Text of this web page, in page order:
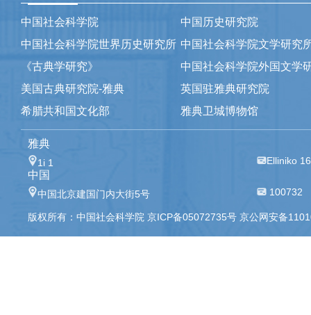
中国社会科学院
中国历史研究院
中国社会科学院世界历史研究所 中国社会科学院文学研究
《古典学研究》
中国社会科学院外国文学
美国古典研究院-雅典
英国驻雅典研究院
希腊共和国文化部
雅典卫城博物馆
雅典
1i 1 Elliniko
中国
中国北京建国门内大街5号 100732
版权所有：中国社会科学院 京ICP备05072735号 京公网安备